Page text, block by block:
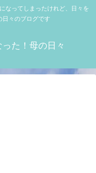
なってしまったけれど、日々を
日々のブログです
た！母の日々